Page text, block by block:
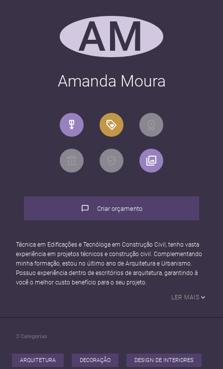
AM
Amanda Moura
Criar orçamento
Técnica em Edificações e Tecnóloga em Construção Civil, tenho vasta
experiência em projetos técnicos e construção civil. Complementando
minha formação, estou no último ano de Arquitetura e Urbanismo.
Possuo experiência dentro de escritórios de arquitetura, garantindo à
você o melhor custo benefício para o seu projeto.
LER MAIS
3 Categorias
ARQUITETURA DECORAÇÃO DESIGN DE INTERIORES